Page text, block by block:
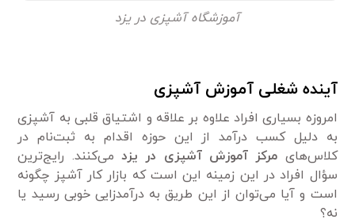
آموزشگاه آشپزی در یزد
آینده شغلی آموزش آشپزی
امروزه بسیاری افراد علاوه بر علاقه و اشتیاق قلبی به آشپزی
به دلیل کسب درآمد از این حوزه اقدام به ثبت‌نام در
کلاس‌های مرکز آموزش آشپزی در یزد می‌کنند. رایج‌ترین
سؤال افراد در این زمینه این است که بازار کار آشپز چگونه
است و آیا می‌توان از این طریق به درآمدزایی خوبی رسید یا
نه؟